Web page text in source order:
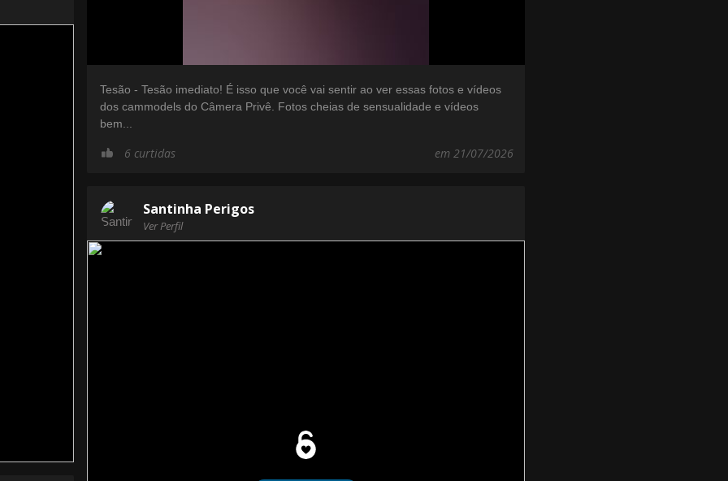
Tesão - Tesão imediato! É isso que você vai sentir ao ver essas fotos e vídeos
dos cammodels do Câmera Privê. Fotos cheias de sensualidade e vídeos
bem...
6 curtidas em 21/07/2026
Santinha Perigos
Ver Perfil